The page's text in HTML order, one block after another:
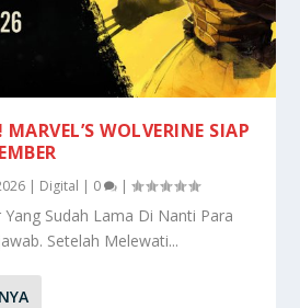
WOLVERINE SIAP
| Digital | 0 |
Sudah Lama Di Nanti Para
Setelah Melewati...